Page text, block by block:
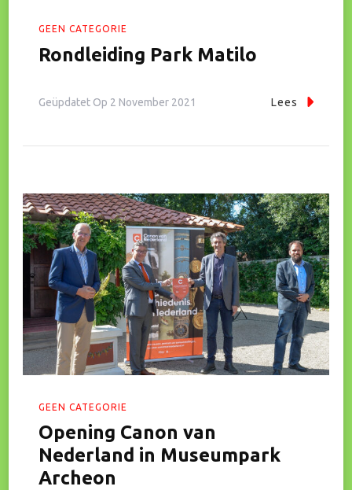
GEEN CATEGORIE
Rondleiding Park Matilo
Geüpdatet Op 2 November 2021 Lees
GEEN CATEGORIE
Opening Canon van
Nederland in Museumpark
Archeon